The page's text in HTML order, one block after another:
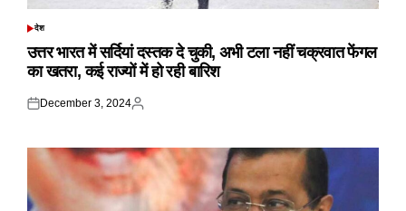
POSTED
देश
उत्तर भारत में सर्दियां दस्तक दे चुकी, अभी टला नहीं चक्रवात फेंगल
का खतरा, कई राज्यों में हो रही बारिश
Posted
December 3, 2024
Posted